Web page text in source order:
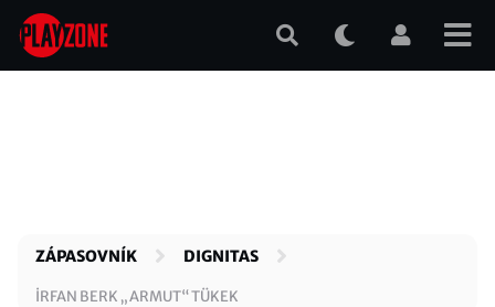
Přejít
hlavnímu
ZÁPASOVNÍK DIGNITAS
İRFAN BERK „ARMUT“ TÜKEK